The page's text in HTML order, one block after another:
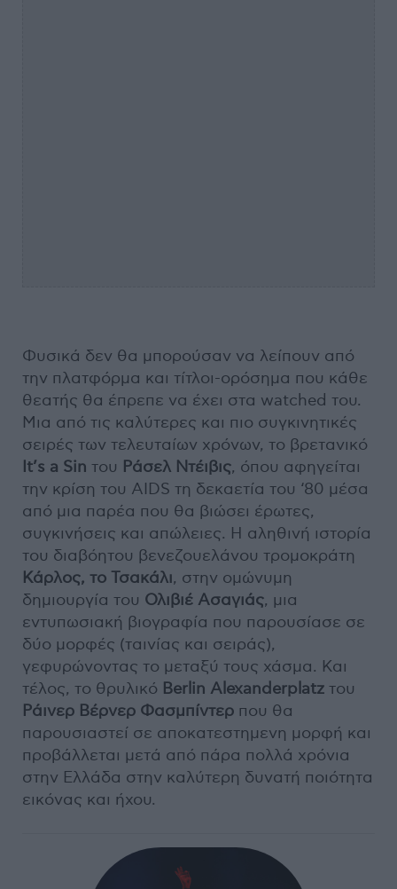
Φυσικά δεν θα μπορούσαν να λείπουν από
την πλατφόρμα και τίτλοι-ορόσημα που κάθε
θεατής θα έπρεπε να έχει στα watched του.
Μια από τις καλύτερες και πιο συγκινητικές
σειρές των τελευταίων χρόνων, το βρετανικό
It’s a Sin του Ράσελ Ντέιβις, όπου αφηγείται
την κρίση του AIDS τη δεκαετία του ‘80 μέσα
από μια παρέα που θα βιώσει έρωτες,
συγκινήσεις και απώλειες. Η αληθινή ιστορία
του διαβόητου βενεζουελάνου τρομοκράτη
Κάρλος, το Τσακάλι, στην ομώνυμη
δημιουργία του Ολιβιέ Ασαγιάς, μια
εντυπωσιακή βιογραφία που παρουσίασε σε
δύο μορφές (ταινίας και σειράς),
γεφυρώνοντας το μεταξύ τους χάσμα. Και
τέλος, το θρυλικό Berlin Alexanderplatz του
Ράινερ Βέρνερ Φασμπίντερ που θα
παρουσιαστεί σε αποκατεστημενη μορφή και
προβάλλεται μετά από πάρα πολλά χρόνια
στην Ελλάδα στην καλύτερη δυνατή ποιότητα
εικόνας και ήχου.